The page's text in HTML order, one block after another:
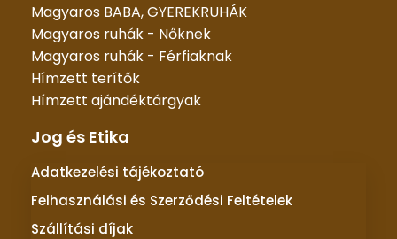
Magyaros BABA, GYEREKRUHÁK
Magyaros ruhák - Nőknek
Magyaros ruhák - Férfiaknak
Hímzett terítők
Hímzett ajándéktárgyak
Jog és Etika
Adatkezelési tájékoztató
Felhasználási és Szerződési Feltételek
Szállítási díjak